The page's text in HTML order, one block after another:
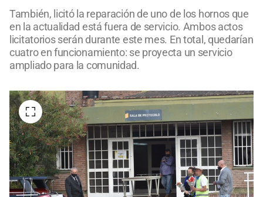
También, licitó la reparación de uno de los hornos que
en la actualidad está fuera de servicio. Ambos actos
licitatorios serán durante este mes. En total, quedarían
cuatro en funcionamiento: se proyecta un servicio
ampliado para la comunidad.